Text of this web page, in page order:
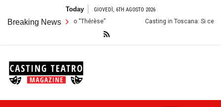
content
Today GIOVEDÌ, 6TH AGOSTO 2026
Breaking News
per lo Spettacolo “Thérèse” Casting in Toscana: Si cercano
teatrali